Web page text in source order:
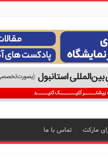
مارکت تماس با ما